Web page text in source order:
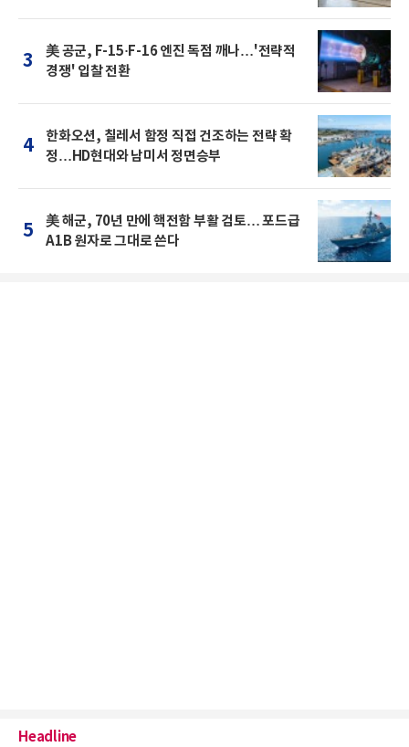
3
美 공군, F-15·F-16 엔진 독점 깨나…'전략적
경쟁' 입찰 전환
4
한화오션, 칠레서 함정 직접 건조하는 전략 확
정…HD현대와 남미서 정면승부
5
美 해군, 70년 만에 핵전함 부활 검토… 포드급
A1B 원자로 그대로 쓴다
Headline